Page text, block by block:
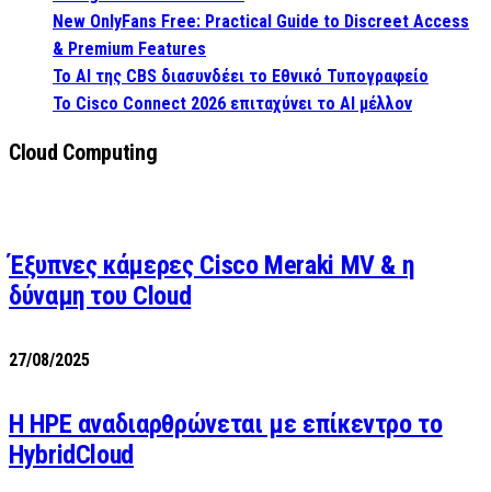
New OnlyFans Free: Practical Guide to Discreet Access
& Premium Features
Το AI της CBS διασυνδέει το Εθνικό Τυπογραφείο
Το Cisco Connect 2026 επιταχύνει το AI μέλλον
Cloud Computing
Έξυπνες κάμερες Cisco Meraki MV & η
δύναμη του Cloud
27/08/2025
H HPE αναδιαρθρώνεται με επίκεντρο το
HybridCloud